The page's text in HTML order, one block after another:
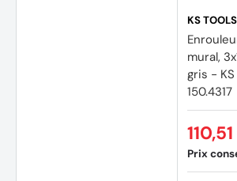
KS TOOLS
mural,
gris - KS TOOLS -
150.4317
Prix